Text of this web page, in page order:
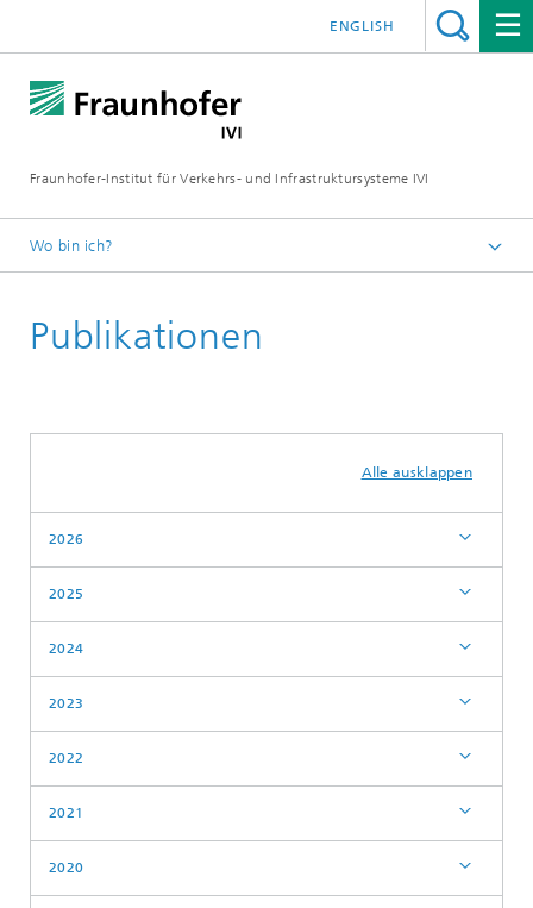
Fraunhofer-Institut für Verkehrs- und Infrastruktursysteme IVI
ENGLISH
Wo bin ich?
Publikationen
Alle ausklappen
2026
2025
2024
2023
2022
2021
2020